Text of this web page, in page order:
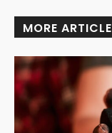
MORE ARTICLE